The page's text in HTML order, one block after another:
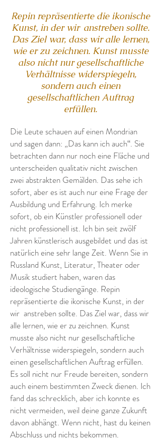
Repin repräsentierte die ikonische
Kunst, in der wir anstreben sollte.
Das Ziel war, dass wir alle lernen,
wie er zu zeichnen. Kunst musste
also nicht nur gesellschaftliche
Verhältnisse widerspiegeln,
sondern auch einen
gesellschaftlichen Auftrag
erfüllen.
Die Leute schauen auf einen Mondrian
und sagen dann: „Das kann ich auch“. Sie
betrachten dann nur noch eine Fläche und
unterscheiden qualitativ nicht zwischen
zwei abstrakten Gemälden. Das sehe ich
sofort, aber es ist auch nur eine Frage der
Ausbildung und Erfahrung. Ich merke
sofort, ob ein Künstler professionell oder
nicht professionell ist. Ich bin seit zwölf
Jahren künstlerisch ausgebildet und das ist
natürlich eine sehr lange Zeit. Wenn Sie in
Russland Kunst, Literatur, Theater oder
Musik studiert haben, waren das
ideologische Studiengänge. Repin
repräsentierte die ikonische Kunst, in der
wir anstreben sollte. Das Ziel war, dass wir
alle lernen, wie er zu zeichnen. Kunst
musste also nicht nur gesellschaftliche
Verhältnisse widerspiegeln, sondern auch
einen gesellschaftlichen Auftrag erfüllen.
Es soll nicht nur Freude bereiten, sondern
auch einem bestimmten Zweck dienen. Ich
fand das schrecklich, aber ich konnte es
nicht vermeiden, weil deine ganze Zukunft
davon abhängt. Wenn nicht, hast du keinen
Abschluss und nichts bekommen.